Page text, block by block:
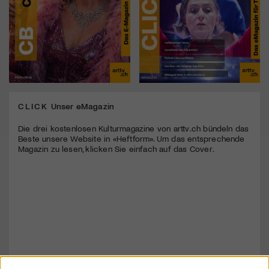
CLICK Unser eMagazin
Die drei kostenlosen Kulturmagazine von arttv.ch bündeln das
Beste unsere Website in «Heftform». Um das entsprechende
Magazin zu lesen, klicken Sie einfach auf das Cover.